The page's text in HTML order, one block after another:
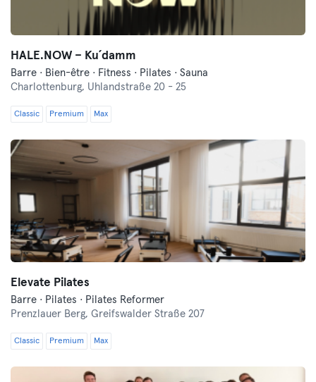
HALE.NOW – Ku´damm
Barre · Bien-être · Fitness · Pilates · Sauna
Charlottenburg, Uhlandstraße 20 - 25
Classic Premium Max
Elevate Pilates
Barre · Pilates · Pilates Reformer
Prenzlauer Berg, Greifswalder Straße 207
Classic Premium Max